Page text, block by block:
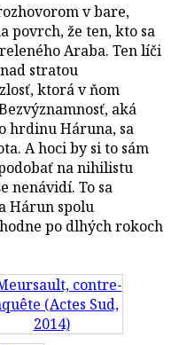
v bare,
povrch, že ten, kto sa
Araba. Ten líči
stratou
ktorá v ňom
aká
hrdinu Háruna, sa
A hoci by si to sám
na nihilistu
nenávidí. To sa
Hárun spolu
po dlhých rokoch